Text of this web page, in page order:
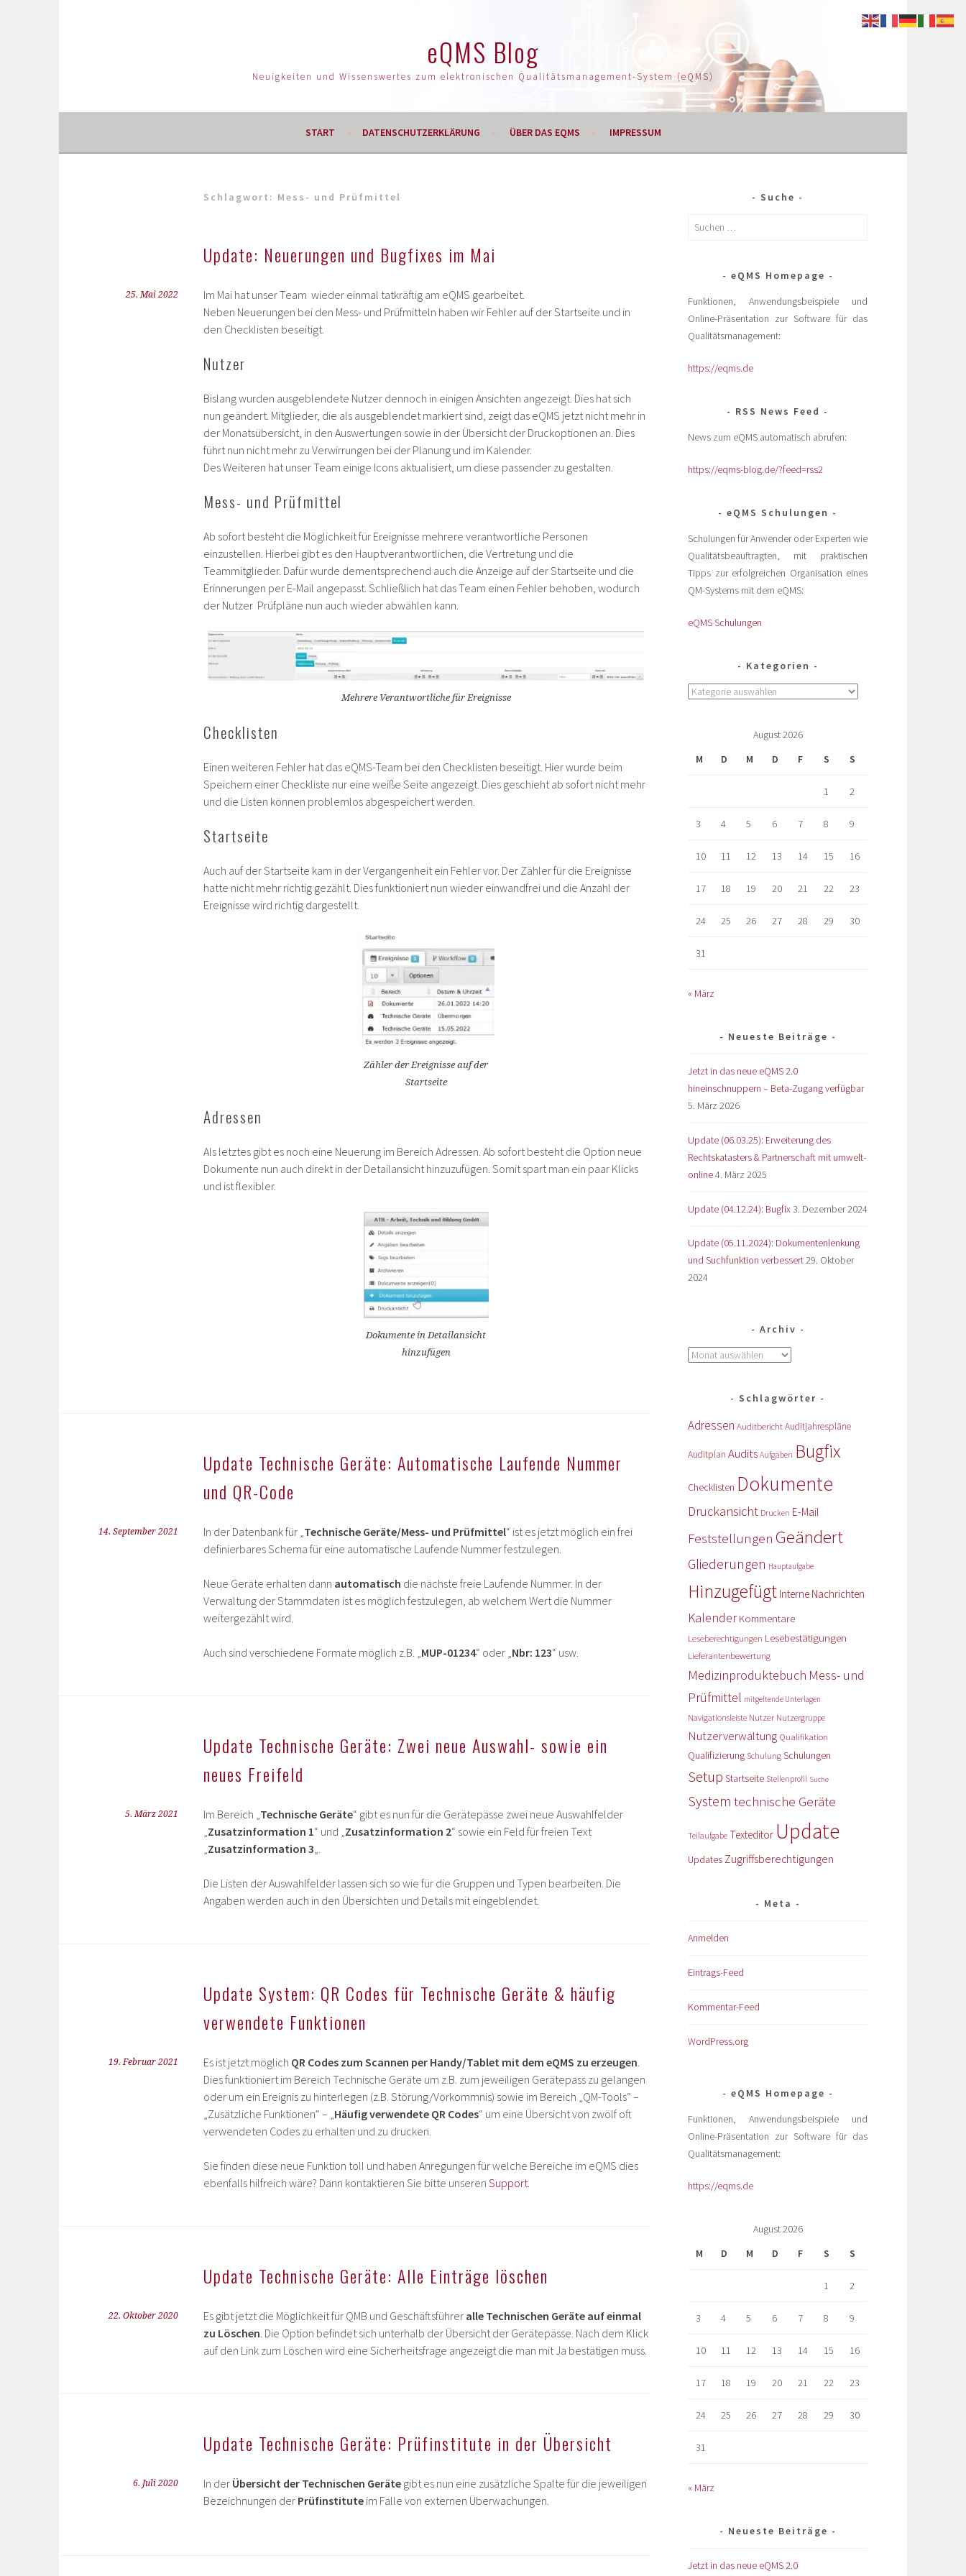
eQMS Blog
Neuigkeiten und Wissenswertes zum elektronischen Qualitätsmanagement-System (eQMS)
START DATENSCHUTZERKLÄRUNG ÜBER DAS EQMS IMPRESSUM
Schlagwort: Mess- und Prüfmittel
Update: Neuerungen und Bugfixes im Mai
25. Mai 2022
Im Mai hat unser Team wieder einmal tatkräftig am eQMS gearbeitet.
Neben Neuerungen bei den Mess- und Prüfmitteln haben wir Fehler auf der Startseite und in
den Checklisten beseitigt.
Nutzer
Bislang wurden ausgeblendete Nutzer dennoch in einigen Ansichten angezeigt. Dies hat sich
nun geändert. Mitglieder, die als ausgeblendet markiert sind, zeigt das eQMS jetzt nicht mehr in
der Monatsübersicht, in den Auswertungen sowie in der Übersicht der Druckoptionen an. Dies
führt nun nicht mehr zu Verwirrungen bei der Planung und im Kalender.
Des Weiteren hat unser Team einige Icons aktualisiert, um diese passender zu gestalten.
Mess- und Prüfmittel
Ab sofort besteht die Möglichkeit für Ereignisse mehrere verantwortliche Personen
einzustellen. Hierbei gibt es den Hauptverantwortlichen, die Vertretung und die
Teammitglieder. Dafür wurde dementsprechend auch die Anzeige auf der Startseite und die
Erinnerungen per E-Mail angepasst. Schließlich hat das Team einen Fehler behoben, wodurch
der Nutzer Prüfpläne nun auch wieder abwählen kann.
Mehrere Verantwortliche für Ereignisse
Checklisten
Einen weiteren Fehler hat das eQMS-Team bei den Checklisten beseitigt. Hier wurde beim
Speichern einer Checkliste nur eine weiße Seite angezeigt. Dies geschieht ab sofort nicht mehr
und die Listen können problemlos abgespeichert werden.
Startseite
Auch auf der Startseite kam in der Vergangenheit ein Fehler vor. Der Zähler für die Ereignisse
hatte nicht mehr richtig gezählt. Dies funktioniert nun wieder einwandfrei und die Anzahl der
Ereignisse wird richtig dargestellt.
Zähler der Ereignisse auf der
Startseite
Adressen
Als letztes gibt es noch eine Neuerung im Bereich Adressen. Ab sofort besteht die Option neue
Dokumente nun auch direkt in der Detailansicht hinzuzufügen. Somit spart man ein paar Klicks
und ist flexibler.
Dokumente in Detailansicht
hinzufügen
Update Technische Geräte: Automatische Laufende Nummer
und QR-Code
14. September 2021 In der Datenbank für „ Technische Geräte/Mess- und Prüfmittel“ ist es jetzt möglich ein frei
definierbares Schema für eine automatische Laufende Nummer festzulegen.
Neue Geräte erhalten dann automatisch die nächste freie Laufende Nummer. In der
Verwaltung der Stammdaten ist es möglich festzulegen, ab welchem Wert die Nummer
weitergezählt wird.
Auch sind verschiedene Formate möglich z.B. „ MUP-01234“ oder „ Nbr: 123“ usw.
Update Technische Geräte: Zwei neue Auswahl- sowie ein
neues Freifeld
5. März 2021 Im Bereich „ Technische Geräte“ gibt es nun für die Gerätepässe zwei neue Auswahlfelder
Zusatzinformation 1“ und „ Zusatzinformation 2“ sowie ein Feld für freien Text
Zusatzinformation 3
Die Listen der Auswahlfelder lassen sich so wie für die Gruppen und Typen bearbeiten. Die
Angaben werden auch in den Übersichten und Details mit eingeblendet.
Update System: QR Codes für Technische Geräte & häufig
verwendete Funktionen
19. Februar 2021 Es ist jetzt möglich QR Codes zum Scannen per Handy/Tablet mit dem eQMS zu erzeugen
Dies funktioniert im Bereich Technische Geräte um z.B. zum jeweiligen Gerätepass zu gelangen
oder um ein Ereignis zu hinterlegen (z.B. Störung/Vorkommnis) sowie im Bereich „QM-Tools“ –
„Zusätzliche Funktionen“ – „ Häufig verwendete QR Codes“ um eine Übersicht von zwölf oft
verwendeten Codes zu erhalten und zu drucken.
Sie finden diese neue Funktion toll und haben Anregungen für welche Bereiche im eQMS dies
ebenfalls hilfreich wäre? Dann kontaktieren Sie bitte unseren Support
Update Technische Geräte: Alle Einträge löschen
22. Oktober 2020 Es gibt jetzt die Möglichkeit für QMB und Geschäftsführer alle Technischen Geräte auf einmal
zu Löschen . Die Option befindet sich unterhalb der Übersicht der Gerätepässe. Nach dem Klick
auf den Link zum Löschen wird eine Sicherheitsfrage angezeigt die man mit Ja bestätigen muss.
Update Technische Geräte: Prüfinstitute in der Übersicht
6. Juli 2020 In der Übersicht der Technischen Geräte gibt es nun eine zusätzliche Spalte für die jeweiligen
Bezeichnungen der Prüfinstitute im Falle von externen Überwachungen.
Suche
eQMS Homepage
Funktionen, Anwendungsbeispiele und
Online-Präsentation zur Software für das
Qualitätsmanagement:
https://eqms.de
RSS News Feed
News zum eQMS automatisch abrufen:
https://eqms-blog.de/?feed=rss2
eQMS Schulungen
Schulungen für Anwender oder Experten wie
Qualitätsbeauftragten, mit praktischen
Tipps zur erfolgreichen Organisation eines
QM-Systems mit dem eQMS:
eQMS Schulungen
Kategorien
August 2026
M
D M D F S S
1 2
3 4 5 6 7 8 9
10 11 12 13 14 15 16
17 18 19 20 21 22 23
24 25 26 27 28 29 30
31
« März
Neueste Beiträge
Jetzt in das neue eQMS 2.0
hineinschnuppern – Beta-Zugang verfügbar
5. März 2026
Update (06.03.25): Erweiterung des
Rechtskatasters & Partnerschaft mit umwelt-
online4. März 2025
Update (04.12.24): Bugfix 3. Dezember 2024
Update (05.11.2024): Dokumentenlenkung
und Suchfunktion verbessert29. Oktober
2024
Archiv
Schlagwörter
Adressen AuditberichtAuditjahrespläne
Auditplan Audits Aufgaben Bugfix
Checklisten Dokumente
Druckansicht Drucken E-Mail
Feststellungen Geändert
Gliederungen Hauptaufgabe
Hinzugefügt Interne Nachrichten
Kalender Kommentare
Leseberechtigungen Lesebestätigungen
Lieferantenbewertung
Medizinproduktebuch Mess- und
Prüfmittel mitgeltende Unterlagen
Navigationsleiste Nutzer Nutzergruppe
Nutzerverwaltung Qualifikation
Qualifizierung Schulung Schulungen
Setup Startseite Stellenprofil Suche
System technische Geräte
Teilaufgabe Texteditor Update
Updates Zugriffsberechtigungen
Meta
Anmelden
Eintrags-Feed
Kommentar-Feed
WordPress.org
eQMS Homepage
Funktionen, Anwendungsbeispiele und
Online-Präsentation zur Software für das
Qualitätsmanagement:
https://eqms.de
August 2026
M
D M D F S S
1 2
3 4 5 6 7 8 9
10 11 12 13 14 15 16
17 18 19 20 21 22 23
24 25 26 27 28 29 30
31
« März
Neueste Beiträge
Jetzt in das neue eQMS 2.0